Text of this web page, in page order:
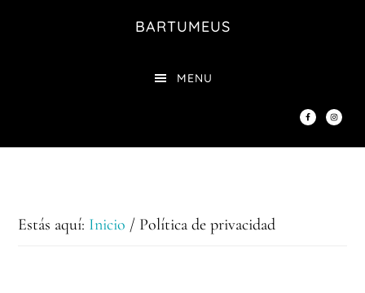
BARTUMEUS
MENU
Estás aquí: Inicio / Política de privacidad